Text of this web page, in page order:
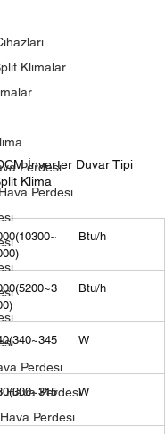
Klimalar
Perdesi
Perdesi
Perdesi
Hava Perdesi
Perdesi
İnverter Duvar Tipi
Klima
Btu/h
Btu/h
W
W